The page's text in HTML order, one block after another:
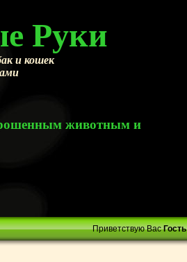
Руки
и кошек
животным и
Приветствую Вас Гость